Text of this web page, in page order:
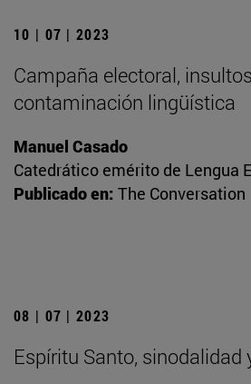
10 | 07 | 2023
Campaña electoral,
contaminación lingüística
Manuel Casado
Catedrático emérito de Lengua
Publicado en: The Conversation
08 | 07 | 2023
Espíritu Santo, sinodalidad